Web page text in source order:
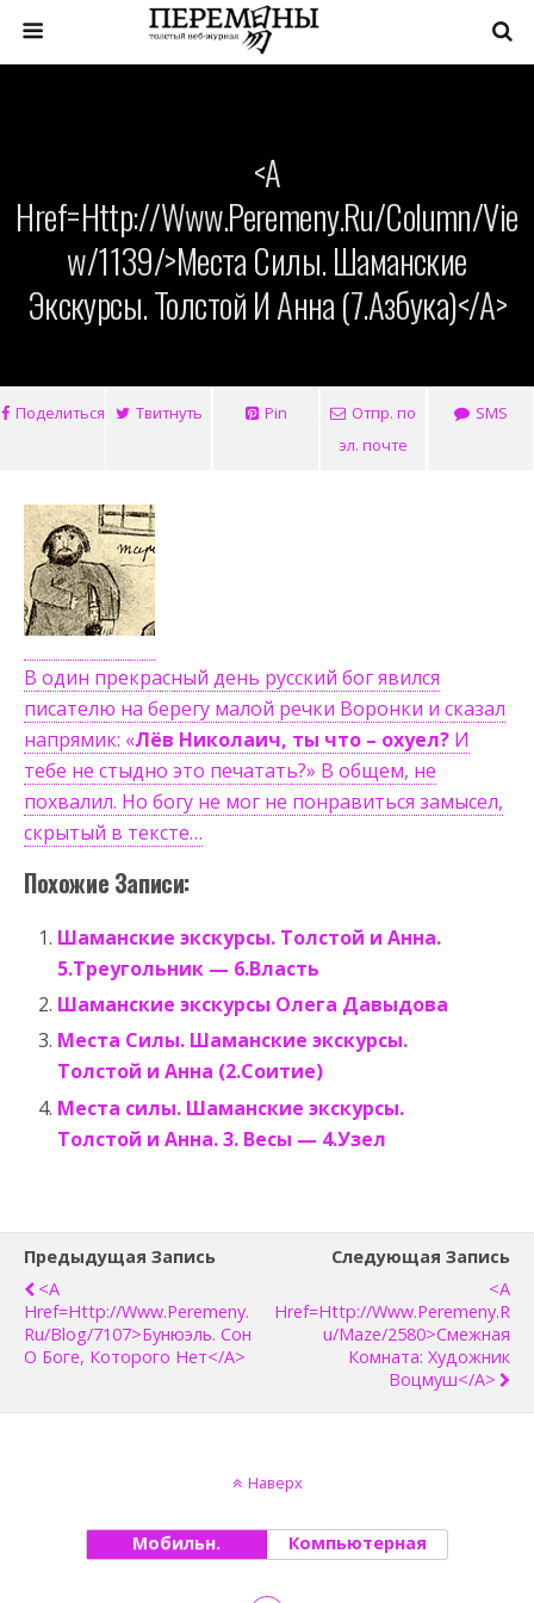
<a
Href=http://www.peremeny.ru/column/vie
W/1139/>Места Силы. Шаманские
Экскурсы. Толстой И Анна (7.Азбука)</a>
Поделиться Твитнуть Pin
Отпр. по
эл. почте
SMS
В один прекрасный день русский бог явился
писателю на берегу малой речки Воронки и сказал
напрямик: «Лёв Николаич, ты что – охуел? И
тебе не стыдно это печатать?» В общем, не
похвалил. Но богу не мог не понравиться замысел,
скрытый в тексте…
Похожие Записи:
Шаманские экскурсы. Толстой и Анна.
5.Треугольник — 6.Власть
Шаманские экскурсы Олега Давыдова
Места Силы. Шаманские экскурсы.
Толстой и Анна (2.Соитие)
Места силы. Шаманские экскурсы.
Толстой и Анна. 3. Весы — 4.Узел
Предыдущая Запись
<a
Href=http://www.peremeny.
Ru/blog/7107>Бунюэль. Сон
О Боге, Которого Нет</a>
Следующая Запись
<a
Href=http://www.peremeny.r
U/maze/2580>Смежная
Комната: Художник
Воцмуш</a>
Наверх
Мобильн. Компьютерная